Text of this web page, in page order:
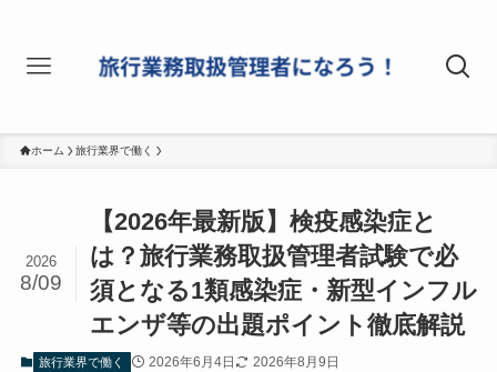
ホーム 旅行業界で働く
【2026年最新版】検疫感染症と
は？旅行業務取扱管理者試験で必
須となる1類感染症・新型インフル
エンザ等の出題ポイント徹底解説
2026
8/09
旅行業界で働く 2026年6月4日 2026年8月9日